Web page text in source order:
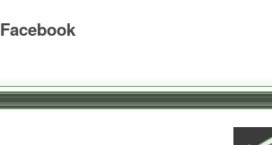
Facebook